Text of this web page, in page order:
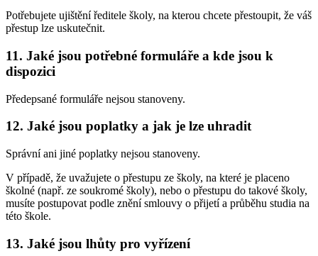
Potřebujete ujištění ředitele školy, na kterou chcete přestoupit, že váš
přestup lze uskutečnit.
11. Jaké jsou potřebné formuláře a kde jsou k
dispozici
Předepsané formuláře nejsou stanoveny.
12. Jaké jsou poplatky a jak je lze uhradit
Správní ani jiné poplatky nejsou stanoveny.
V případě, že uvažujete o přestupu ze školy, na které je placeno
školné (např. ze soukromé školy), nebo o přestupu do takové školy,
musíte postupovat podle znění smlouvy o přijetí a průběhu studia na
této škole.
13. Jaké jsou lhůty pro vyřízení